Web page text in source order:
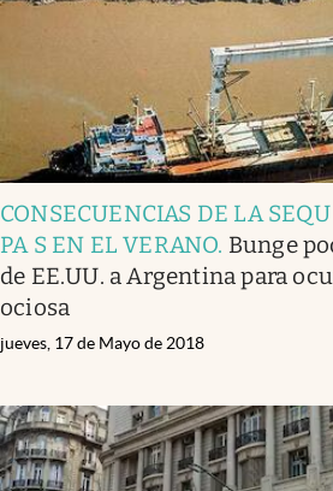
CONSECUENCIAS DE LA
PA S EN EL VERANO. Bunge
de EE.UU. a Argentina para
ociosa
jueves, 17 de Mayo de 2018